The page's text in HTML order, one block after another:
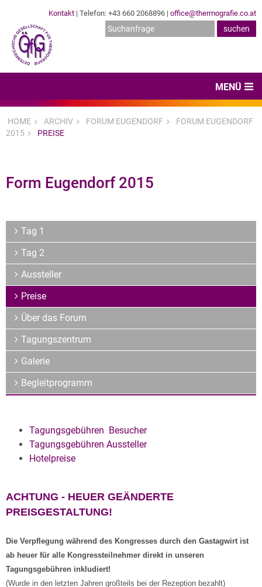
Kontakt | Telefon: +43 660 2068896 | office@thermografie.co.at
MENÜ
News & Veranstaltungen
Dienstleister
Expertenwissen & Normen
Archiv
Über uns
HOME ARCHIV FORUM EUGENDORF
FORUM EUGENDORF
2015
PREISE
Form Eugendorf 2015
Tag 1
Tag 2
Aussteller
Preise
Über das Forum
Tagungszentrum
Galerie
Begleitprogramm
Tagungsgebühren Besucher
Tagungsgebühren Aussteller
Hotelpreise
ACHTUNG - HEUER GEÄNDERTE
PREISGESTALTUNG!
Die Verpflegung während des Kongresses durch den Gastagwirt ist
ab heuer für alle Kongressteilnehmer direkt in unseren
Tagungsgebühren inkludiert!
(Wurde in den letzten Jahren großteils bei der Rezeption bezahlt)